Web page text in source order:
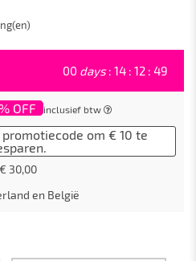
00 days : 14 : 12 : 47
OFF inclusief btw
promotiecode om € 10 te
30,00
en België